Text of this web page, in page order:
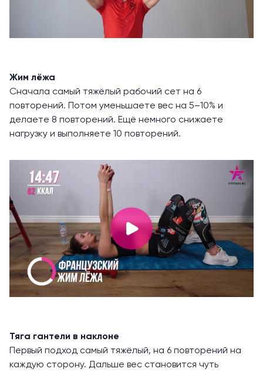
Жим лёжа
Сначала самый тяжёлый рабочий сет на 6
повторений. Потом уменьшаете вес на 5–10% и
делаете 8 повторений. Ещё немного снижаете
нагрузку и выполняете 10 повторений.
Тяга гантели в наклоне
Первый подход самый тяжёлый, на 6 повторений на
каждую сторону. Дальше вес становится чуть